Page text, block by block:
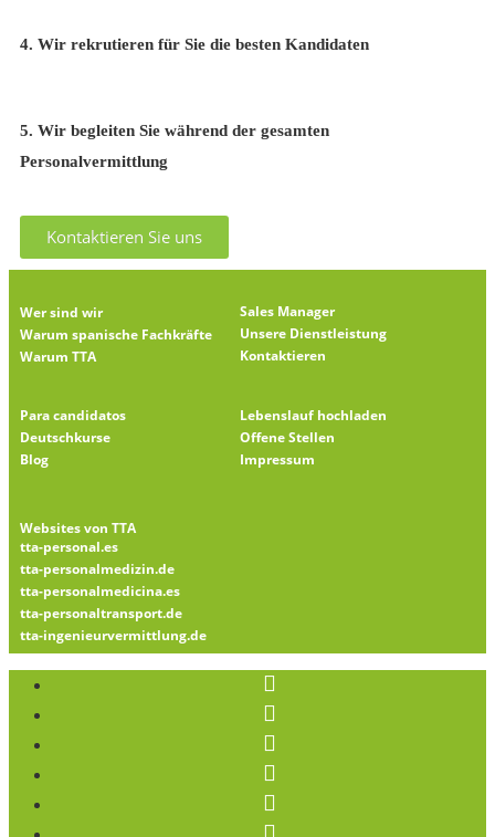
4. Wir rekrutieren für Sie die besten Kandidaten
5. Wir begleiten Sie während der gesamten
Personalvermittlung
Kontaktieren Sie uns
Wer sind wir
Warum spanische Fachkräfte
Warum TTA
Sales Manager
Unsere Dienstleistung
Kontaktieren
Para candidatos
Deutschkurse
Blog
Lebenslauf hochladen
Offene Stellen
Impressum
Websites von TTA
tta-personal.es
tta-personalmedizin.de
tta-personalmedicina.es
tta-personaltransport.de
tta-ingenieurvermittlung.de